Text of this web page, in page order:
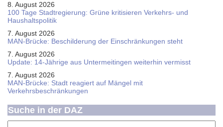
8. August 2026
100 Tage Stadtregierung: Grüne kritisieren Verkehrs- und
Haushaltspolitik
7. August 2026
MAN-Brücke: Beschilderung der Einschränkungen steht
7. August 2026
Update: 14-Jährige aus Untermeitingen weiterhin vermisst
7. August 2026
MAN-Brücke: Stadt reagiert auf Mängel mit
Verkehrsbeschränkungen
Suche in der DAZ